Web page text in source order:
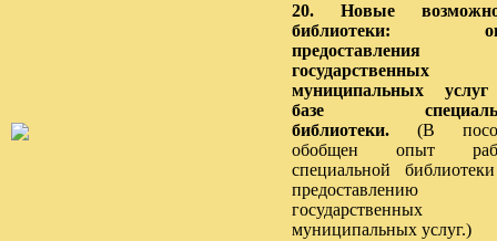
20. Новые
библиотеки:
предоставления
муниципальных
базе
библиотеки. (В
обобщен опыт
специальной
предоставлению
муниципальных услуг.)